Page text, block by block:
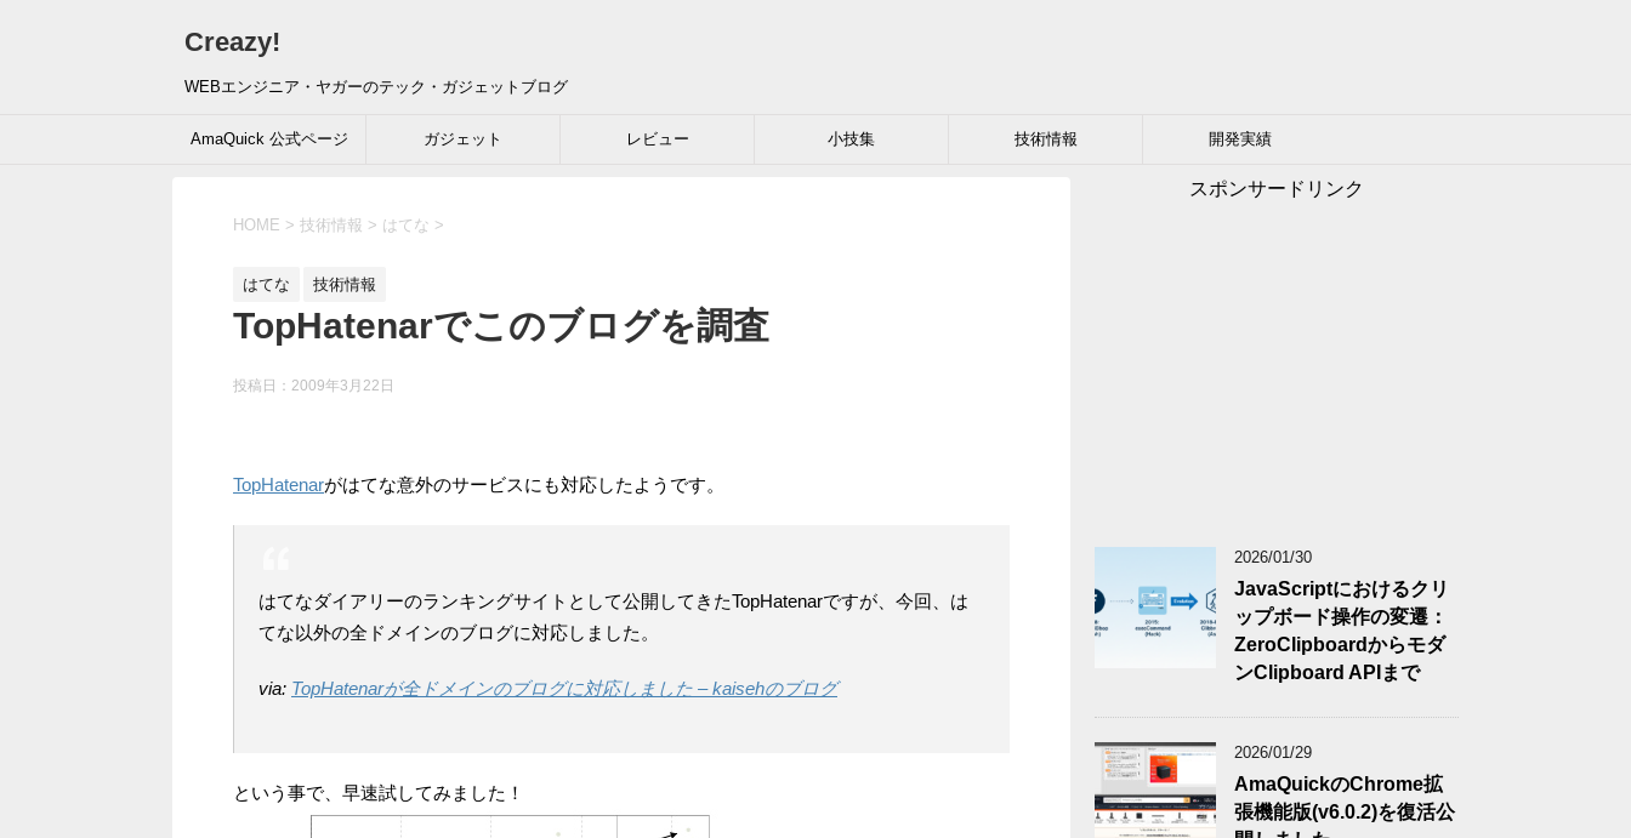
Creazy!
WEBエンジニア・ヤガーのテック・ガジェットブログ
AmaQuick 公式ページ ガジェット レビュー 小技集 技術情報 開発実績
HOME > 技術情報 > はてな >
はてな 技術情報
TopHatenarでこのブログを調査
投稿日： 2009年3月22日
TopHatenarがはてな意外のサービスにも対応したようです。
はてなダイアリーのランキングサイトとして公開してきたTopHatenarですが、今回、は
てな以外の全ドメインのブログに対応しました。
via: TopHatenarが全ドメインのブログに対応しました – kaisehのブログ
という事で、早速試してみました！
スポンサードリンク
2026/01/30
JavaScriptにおけるクリ
ップボード操作の変遷：
ZeroClipboardからモダ
ンClipboard APIまで
2026/01/29
AmaQuickのChrome拡
張機能版(v6.0.2)を復活公